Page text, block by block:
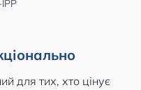
для тих, хто цінує